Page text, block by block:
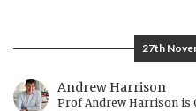
Андрея
России
27th
Andrew Harrison
Prof Andrew Harrison is